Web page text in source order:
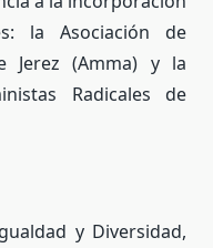
la Asociación de
Jerez (Amma) y la
Radicales de
y Diversidad,